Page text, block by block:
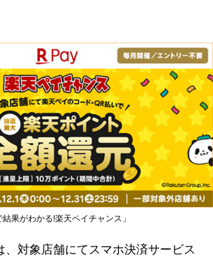
果がわかる!楽天ペイチャンス」
、対象店舗にてスマホ決済サービス